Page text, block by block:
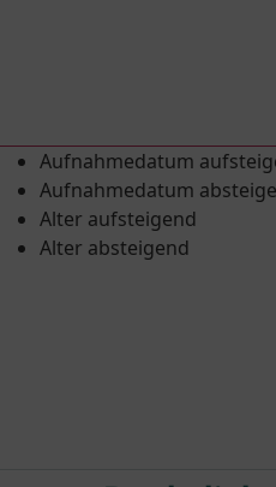
Aufnahmedatum
Aufnahmedatum
Alter aufsteigend
Alter absteigend